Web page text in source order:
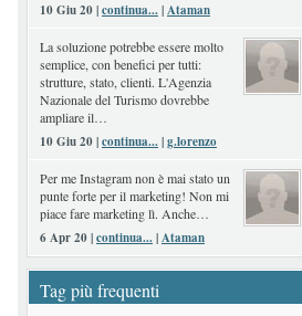
10 Giu 20 |continua...|Ataman
La soluzione potrebbe essere molto
semplice, con benefici per tutti:
strutture, stato, clienti. L'Agenzia
Nazionale del Turismo dovrebbe
ampliare il…
10 Giu 20 |continua...|g.lorenzo
Per me Instagram non è mai stato un
punte forte per il marketing! Non mi
piace fare marketing lì. Anche…
6 Apr 20 |continua...|Ataman
Tag più frequenti